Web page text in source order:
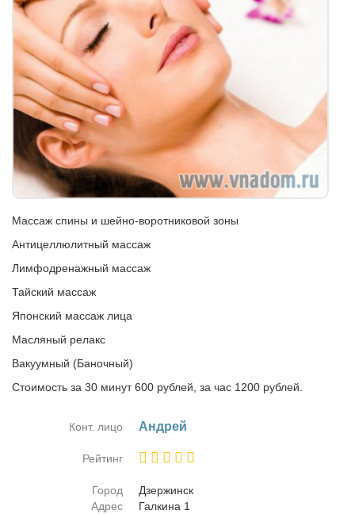
Массаж спины и шейно-воротниковой зоны
Антицеллюлитный массаж
Лимфодренажный массаж
Тайский массаж
Японский массаж лица
Масляный релакс
Вакуумный (Баночный)
Стоимость за 30 минут 600 рублей, за час 1200 рублей.
Конт. лицо Ан­дрей
Рейтинг
Город
Дзер­жинск
Адрес
Гал­ки­на 1